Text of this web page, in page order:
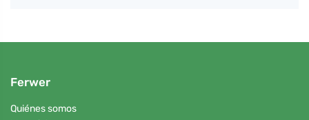
Ferwer
Quiénes somos